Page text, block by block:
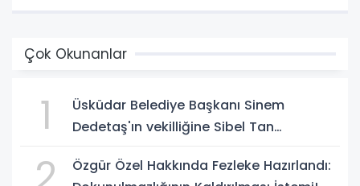
Çok Okunanlar
1
Üsküdar Belediye Başkanı Sinem
Dedetaş'ın vekilliğine Sibel Tan
Özgür Özel Hakkında Fezleke Hazırlandı: